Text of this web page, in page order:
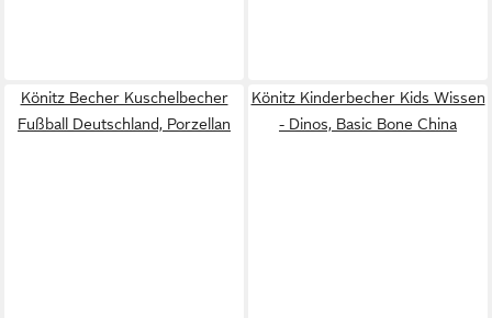
Könitz Becher Kuschelbecher
Fußball Deutschland, Porzellan
Könitz Kinderbecher Kids Wissen
- Dinos, Basic Bone China